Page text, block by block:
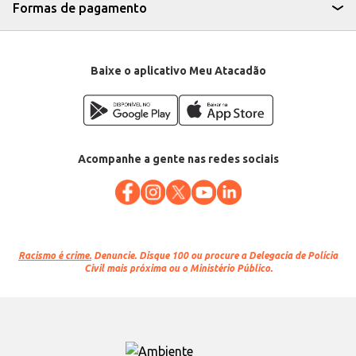
Formas de pagamento
Baixe o aplicativo Meu Atacadão
Acompanhe a gente nas redes sociais
Racismo é crime. Denuncie. Disque 100 ou procure a Delegacia de Polícia
Civil mais próxima ou o Ministério Público.